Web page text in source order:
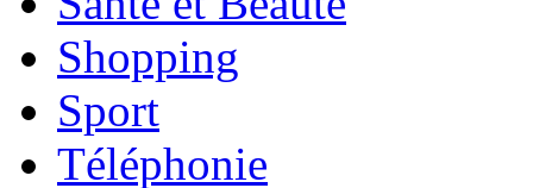
Shopping
Sport
Téléphonie